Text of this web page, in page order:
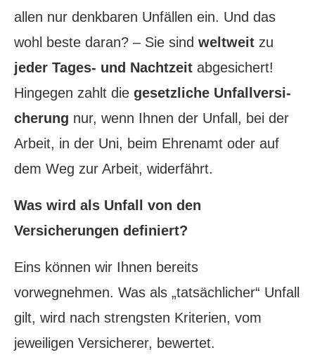
allen nur denkbaren Unfällen ein. Und das
wohl beste daran? – Sie sind weltweit zu
jeder Tages- und Nachtzeit abgesichert!
Hingegen zahlt die gesetzliche Unfall­ver­si­
che­rung nur, wenn Ihnen der Unfall, bei der
Arbeit, in der Uni, beim Ehrenamt oder auf
dem Weg zur Arbeit, widerfährt.
Was wird als Unfall von den
Versicherungen definiert?
Eins können wir Ihnen bereits
vorwegnehmen. Was als „tatsächlicher“ Unfall
gilt, wird nach strengsten Kriterien, vom
jeweiligen Versicherer, bewertet.